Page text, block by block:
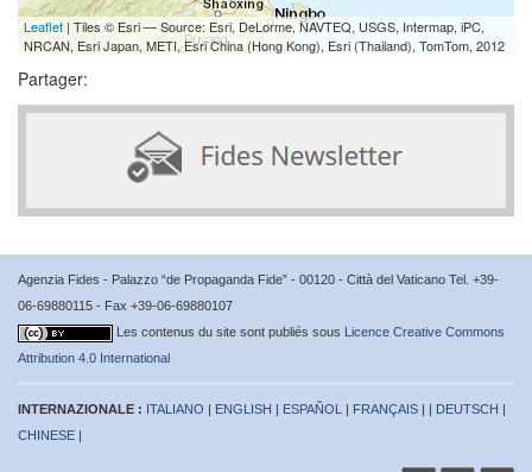
Leaflet | Tiles © Esri — Source: Esri, DeLorme, NAVTEQ, USGS, Intermap, iPC,
NRCAN, Esri Japan, METI, Esri China (Hong Kong), Esri (Thailand), TomTom, 2012
Partager:
Agenzia Fides - Palazzo “de Propaganda Fide” - 00120 - Città del Vaticano Tel. +39-
06-69880115 - Fax +39-06-69880107
Les contenus du site sont publiés sous Licence Creative Commons
Attribution 4.0 International
INTERNAZIONALE : ITALIANO | ENGLISH | ESPAÑOL | FRANÇAIS | | DEUTSCH |
CHINESE |